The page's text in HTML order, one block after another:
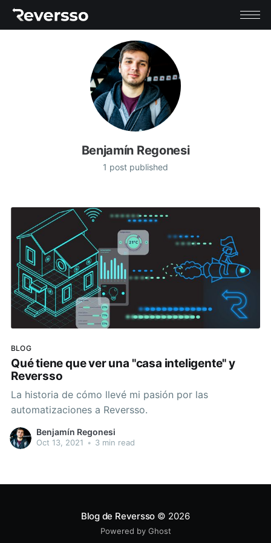
Benjamín Regonesi
1 post published
BLOG
Qué tiene que ver una "casa inteligente" y
Reversso
La historia de cómo llevé mi pasión por las
automatizaciones a Reversso.
Benjamín Regonesi
Oct 13, 2021 • 3 min read
Blog de Reversso © 2026
Powered by Ghost